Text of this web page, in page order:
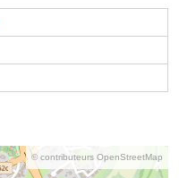
© contributeurs OpenStreetMap